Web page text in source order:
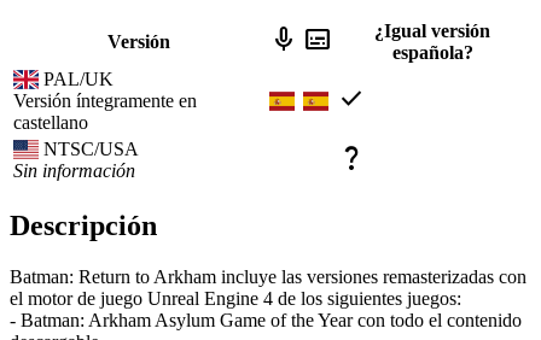
Versión mic subtitles
¿Igual versión
española?
PAL/UK
Versión íntegramente en
castellano
check
NTSC/USA
Sin información
question_mark
Descripción
Batman: Return to Arkham incluye las versiones remasterizadas con
el motor de juego Unreal Engine 4 de los siguientes juegos:
- Batman: Arkham Asylum Game of the Year con todo el contenido